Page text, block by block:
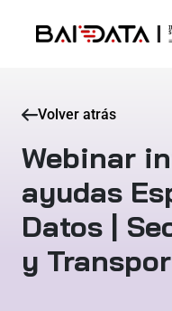
Volver atrás
Webinar
ayudas
Datos |
y